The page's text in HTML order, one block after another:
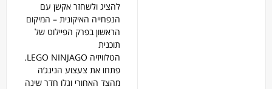
להציג ולשחזר אקשן עם
הנפחייה האיקונית – המיקום
הראשון בפרק הפיילוט של
תוכנית
הטלוויזיה
LEGO NINJAGO
.
פתחו את צעצוע הנינג‘ה
מהצד האחורי וגלו חדר שינה